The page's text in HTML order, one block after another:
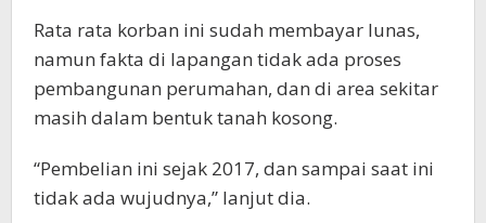
Rata rata korban ini sudah membayar lunas,
namun fakta di lapangan tidak ada proses
pembangunan perumahan, dan di area sekitar
masih dalam bentuk tanah kosong.
“Pembelian ini sejak 2017, dan sampai saat ini
tidak ada wujudnya,” lanjut dia.